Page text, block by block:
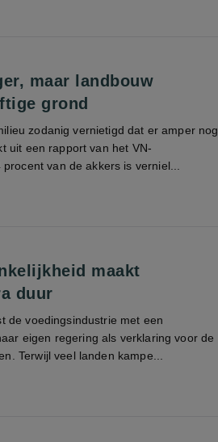
maar landbouw
grond
zodanig vernietigd dat er amper nog
uit een rapport van het VN-
van de akkers is verniel...
maakt
duur
de voedingsindustrie met een
eigen regering als verklaring voor de
Terwijl veel landen kampe...